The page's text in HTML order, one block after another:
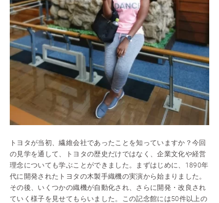
トヨタが当初、繊維会社であったことを知っていますか？今回
の見学を通して、トヨタの歴史だけではなく、企業文化や経営
理念についても学ぶことができました。まずはじめに、1890年
代に開発されたトヨタの木製手織機の実演から始まりました。
その後、いくつかの織機が自動化され、さらに開発・改良され
ていく様子を見せてもらいました。この記念館には50件以上の